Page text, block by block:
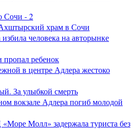
Сочи - 2
храм в Сочи
избила человека на авторынке
ребенок
в центре Адлера жестоко
За улыбкой смерть
вокзале Адлера погиб молодой
Молл» задержала туриста без